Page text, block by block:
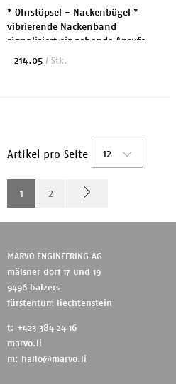
* Ohrstöpsel - Nackenbügel *
vibrierende Nackenband
signalisiert eingehende Anrufe
und Warnungen * Mono- oder
214.05 / Stk.
Artikel pro Seite 12
1 2
MARVO ENGINEERING AG
mälsner dorf 17 und 19
9496 balzers
fürstentum liechtenstein
t: +423 384 24 16
marvo.li
m:
hallo@marvo.li